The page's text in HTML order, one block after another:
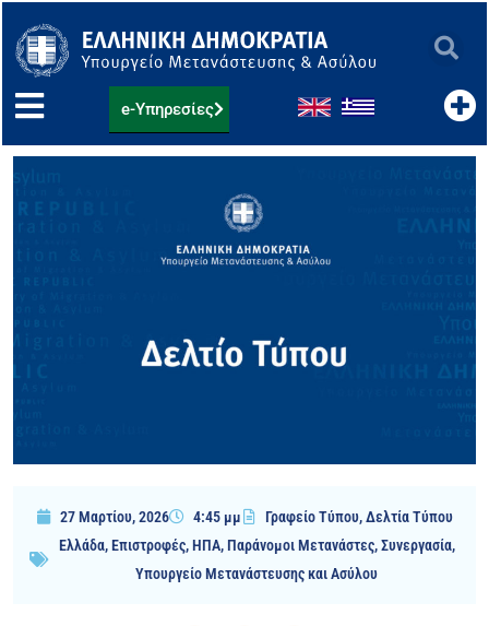
στο
περιεχόμενο
e-Υπηρεσίες
27 Μαρτίου, 2026 4:45 μμ Γραφείο Τύπου,Δελτία Τύπου
Ελλάδα,Επιστροφές,ΗΠΑ,Παράνομοι Μετανάστες,Συνεργασία,
Υπουργείο Μετανάστευσης και Ασύλου